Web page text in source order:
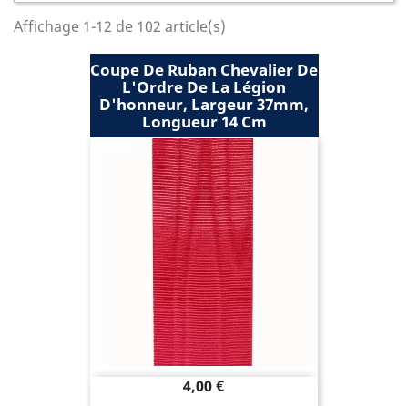
Affichage 1-12 de 102 article(s)
Coupe De Ruban Chevalier De
L'Ordre De La Légion
D'honneur, Largeur 37mm,
Longueur 14 Cm
Prix
4,00 €